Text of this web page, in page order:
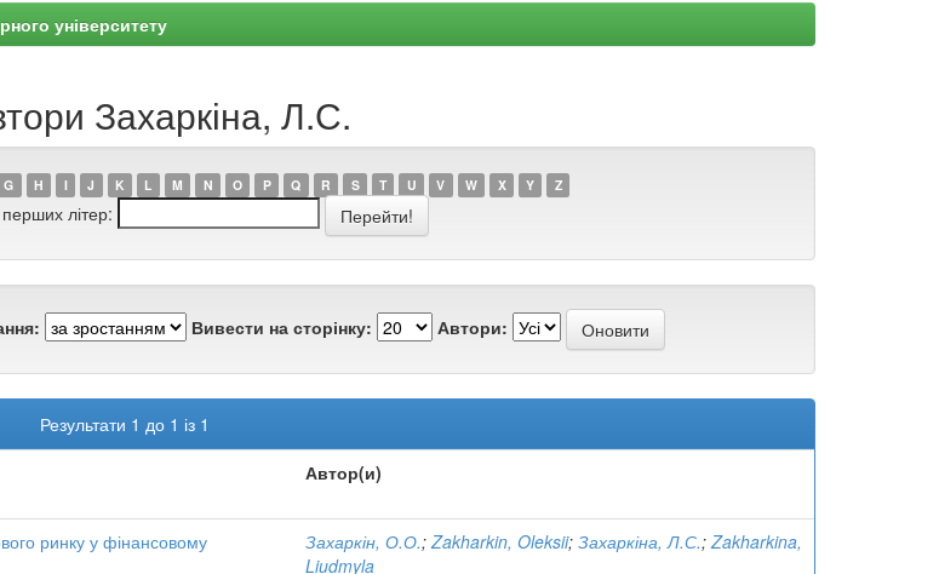
університету
Захаркіна, Л.С.
G H I J K L M N O P Q R S T U V W X Y Z
літер:
Вивести на сторінку: Автори:
Результати 1 до 1 із 1
Автор(и)
ринку у фінансовому
Захаркін, О.О.;Zakharkin, Oleksii; Захаркіна, Л.С.;Zakharkina,
Liudmyla